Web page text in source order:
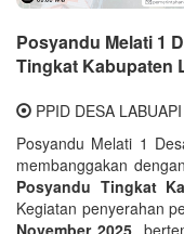
Posyandu Melati 1
Tingkat Kabupaten
PPID DESA
Posyandu Melati 1
membanggakan
Posyandu Tingkat
Kegiatan penyerahan
November 2025,